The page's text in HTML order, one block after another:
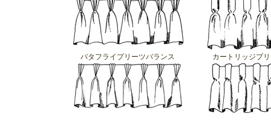
バタフライプリーツバランス カートリッジプ